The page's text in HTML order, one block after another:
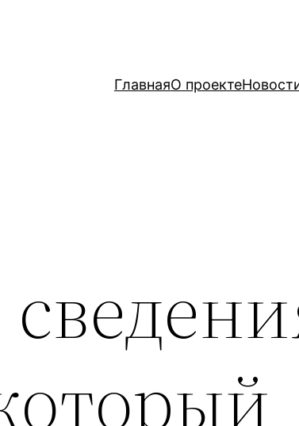
ГлавнаяО проекте